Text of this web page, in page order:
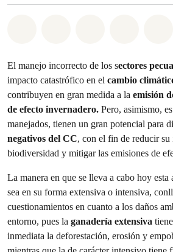
El manejo incorrecto de los sectores
impacto catastrófico en el cambio
contribuyen en gran medida a la emisión
de efecto invernadero. Pero, asimismo,
manejados, tienen un gran potencial para
negativos del CC, con el fin de reducir su
biodiversidad y mitigar las emisiones de
La manera en que se lleva a cabo hoy
sea en su forma extensiva o intensiva,
cuestionamientos en cuanto a los daños
entorno, pues la ganadería extensiva
inmediata la deforestación, erosión y